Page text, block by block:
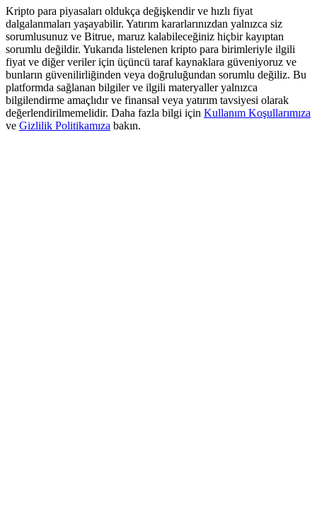
Precious Metals Trading Carnival
Trade Gold & Silver · 33,333 USDT Bonus
USDT New User Exclusive 10% APR
USDT Flexible Staking | Daily Rewards
Kripto para piyasaları oldukça değişkendir ve hızlı fiyat
dalgalanmaları yaşayabilir. Yatırım kararlarınızdan yalnızca siz
sorumlusunuz ve Bitrue, maruz kalabileceğiniz hiçbir kayıptan
sorumlu değildir. Yukarıda listelenen kripto para birimleriyle ilgili
fiyat ve diğer veriler için üçüncü taraf kaynaklara güveniyoruz ve
bunların güvenilirliğinden veya doğruluğundan sorumlu değiliz. Bu
platformda sağlanan bilgiler ve ilgili materyaller yalnızca
bilgilendirme amaçlıdır ve finansal veya yatırım tavsiyesi olarak
değerlendirilmemelidir. Daha fazla bilgi için Kullanım Koşullarımıza
ve Gizlilik Politikamıza bakın.